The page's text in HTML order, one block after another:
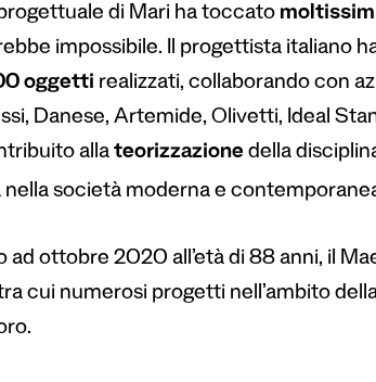
di Mari ha toccato
impossibile. Il progettista italiano
oggetti realizzati, collaborando con
Danese, Artemide, Olivetti, Ideal
allateorizzazione della
società moderna e
ad ottobre 2020 all’età di 88 anni, il
cui numerosi progetti nell’ambito